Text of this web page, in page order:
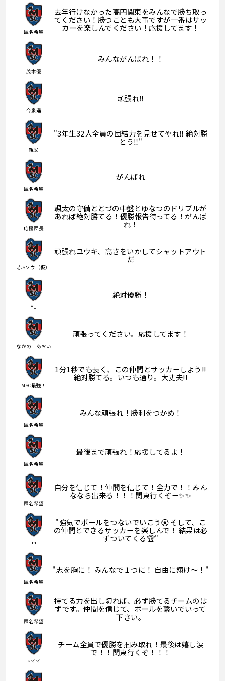
匿名希望
去年行けなかった高円関東をみんなで勝ち取っ
てください！勝つことも大事ですが一番はサッ
カーを楽しんでください！応援してます！
茂木優
みんながんばれ！！
今泉遥
頑張れ‼️
親父
"3年生32人全員の団結力を見せてやれ‼︎ 絶対勝
とう‼︎"
匿名希望
がんばれ
応援団長
颯太の守備ととづの中盤とゆなつのドリブルが
あれば絶対勝てる！優勝報告待ってる！がんば
れ！
赤Sソウ（仮）
頑張れユウキ、高さをいかしてシャットアウト
だ
YU
絶対優勝！
なかの あおい
頑張ってください。応援してます！
MSC最強！
1分1秒でも長く、この仲間とサッカーしよう!!
絶対勝てる。いつも通り。大丈夫!!
匿名希望
みんな頑張れ！勝利をつかめ！
匿名希望
最後まで頑張れ！応援してるよ！
匿名希望
自分を信じて！仲間を信じて！全力で！！みん
ななら出来る！！！関東行くぞー✨✨
m
"強気でボールをつないでいこう⚽️ そして、こ
の仲間とできるサッカーを楽しんで！ 結果は必
ずついてくる🏆"
匿名希望
"志を胸に！ みんなで１つに！ 自由に翔け〜！"
匿名希望
持てる力を出し切れば、必ず勝てるチームのは
ずです。仲間を信じて、ボールを繋いでいって
下さい。
kママ
チーム全員で優勝を掴み取れ！最後は嬉し涙
で！！関東行くぞ！！！